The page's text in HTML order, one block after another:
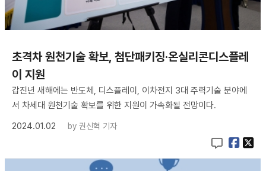
초격차 원천기술 확보, 첨단패키징·온실리콘디스플레
이 지원
갑진년 새해에는 반도체, 디스플레이, 이차전지 3대 주력기술 분야에
서 차세대 원천기술 확보를 위한 지원이 가속화될 전망이다.
2024.01.02
by 권신혁 기자